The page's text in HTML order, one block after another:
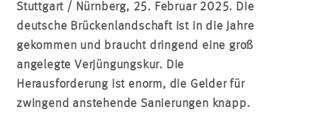
Stuttgart / Nürnberg, 25. Februar 2025. Die
deutsche Brückenlandschaft ist in die Jahre
gekommen und braucht dringend eine groß
angelegte Verjüngungskur. Die
Herausforderung ist enorm, die Gelder für
zwingend anstehende Sanierungen knapp.